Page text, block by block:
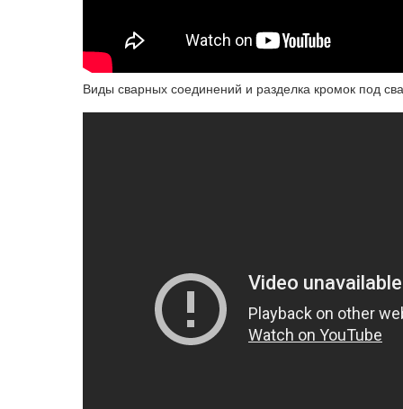
Виды сварных соединений и разделка кромок под